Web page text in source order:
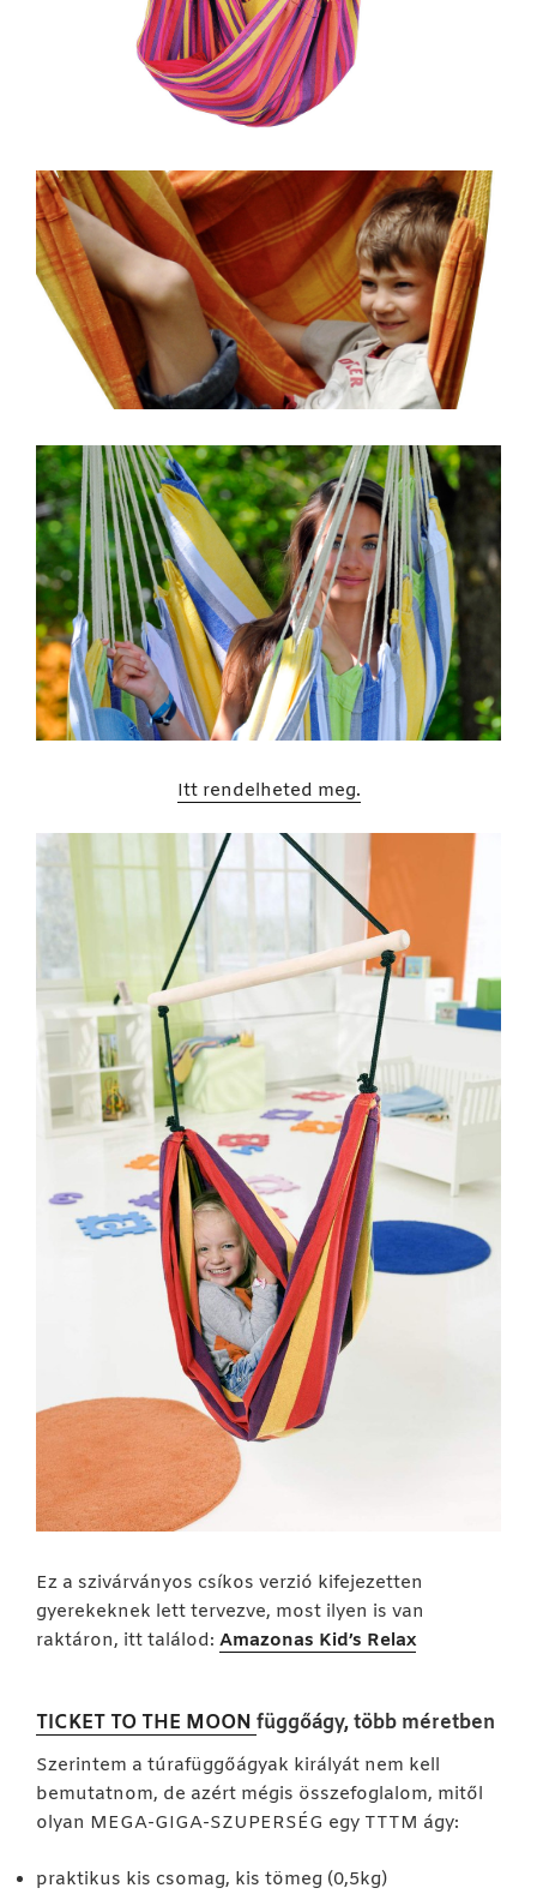
Itt rendelheted meg.
Ez a szivárványos csíkos verzió kifejezetten
gyerekeknek lett tervezve, most ilyen is van
raktáron, itt találod: Amazonas Kid’s Relax
TICKET TO THE MOON függőágy, több méretben
Szerintem a túrafüggőágyak királyát nem kell
bemutatnom, de azért mégis összefoglalom, mitől
olyan MEGA-GIGA-SZUPERSÉG egy TTTM ágy:
praktikus kis csomag, kis tömeg (0,5kg)